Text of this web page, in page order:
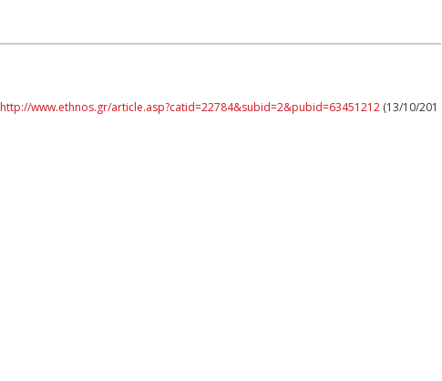
http://www.ethnos.gr/article.asp?catid=22784&subid=2&pubid=63451212(13/10/201